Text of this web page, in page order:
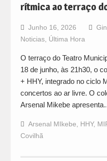
rítmica ao terraço
Junho 16, 2026
Noticias, Última Hora
O terraço do Teatro
18 de junho, às 21h30, o
+ HHY, integrado no ciclo
concertos ao ar livre. O
Arsenal Mikebe
Arsenal MIkebe HHY,
Covilhã